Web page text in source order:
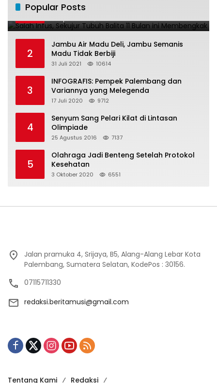
Popular Posts
1
ini Membengkak
2
Jambu Air Madu Deli, Jambu Semanis
Madu Tidak Berbiji
31 Juli 2021 10614
3
INFOGRAFIS: Pempek Palembang dan
Variannya yang Melegenda
17 Juli 2020 9712
4
Senyum Sang Pelari Kilat di Lintasan
Olimpiade
25 Agustus 2016 7137
5
Olahraga Jadi Benteng Setelah Protokol
Kesehatan
3 Oktober 2020 6551
Jalan pramuka 4, Srijaya, B5, Alang-Alang Lebar Kota
Palembang, Sumatera Selatan, KodePos : 30156.
07115711330
redaksi.beritamusi@gmail.com
Tentang Kami Redaksi